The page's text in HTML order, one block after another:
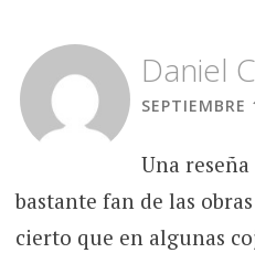
entradaDaniel
Una
bastante fan de las
cierto que en algunas